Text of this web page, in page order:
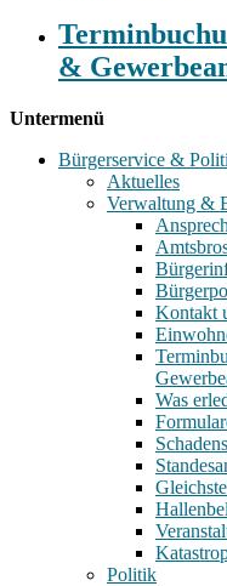
&
Untermenü
Bürgerservice &
Aktuelles
Verwaltung &
Kontakt
Was
Politik